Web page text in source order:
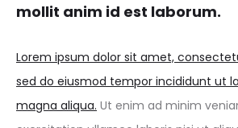
mollit anim id est laborum.
Lorem ipsum dolor sit amet,
sed do eiusmod tempor incididunt ut
magna aliqua. Ut enim ad minim